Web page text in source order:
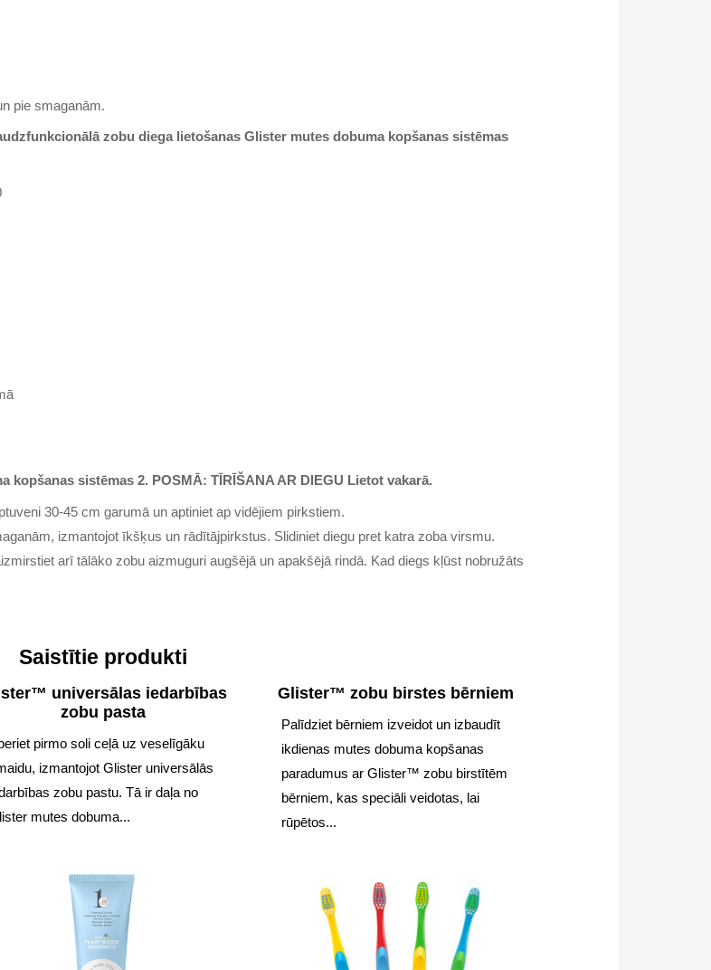
pie smaganām.
zobu diega lietošanas Glister mutes dobuma kopšanas sistēmas
sistēmas 2. POSMĀ: TĪRĪŠANA AR DIEGU Lietot vakarā.
30-45 cm garumā un aptiniet ap vidējiem pirkstiem.
izmantojot īkšķus un rādītājpirkstus. Slidiniet diegu pret katra zoba virsmu.
arī tālāko zobu aizmuguri augšējā un apakšējā rindā. Kad diegs kļūst nobružāts
Saistītie produkti
universālas iedarbības
zobu pasta
pirmo soli ceļā uz veselīgāku
izmantojot Glister universālās
zobu pastu. Tā ir daļa no
mutes dobuma...
Glister™ zobu birstes bērniem
Palīdziet bērniem izveidot un izbaudīt
ikdienas mutes dobuma kopšanas
paradumus ar Glister™ zobu birstītēm
bērniem, kas speciāli veidotas, lai
rūpētos...